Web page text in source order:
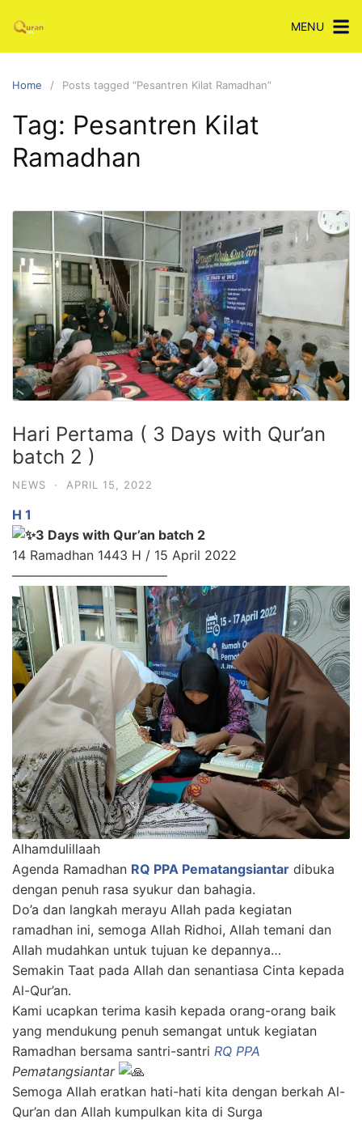
content
MENU
Home Posts tagged “Pesantren Kilat Ramadhan”
Tag: Pesantren Kilat
Ramadhan
Hari Pertama ( 3 Days with Qur’an
batch 2 )
NEWS · APRIL 15, 2022
H 1
3 Days with Qur’an batch 2
14 Ramadhan 1443 H / 15 April 2022
————————————
Alhamdulillaah
Agenda Ramadhan RQ PPA Pematangsiantar dibuka
dengan penuh rasa syukur dan bahagia.
Do’a dan langkah merayu Allah pada kegiatan
ramadhan ini, semoga Allah Ridhoi, Allah temani dan
Allah mudahkan untuk tujuan ke depannya…
Semakin Taat pada Allah dan senantiasa Cinta kepada
Al-Qur’an.
Kami ucapkan terima kasih kepada orang-orang baik
yang mendukung penuh semangat untuk kegiatan
Ramadhan bersama santri-santri RQ PPA
Pematangsiantar
Semoga Allah eratkan hati-hati kita dengan berkah Al-
Qur’an dan Allah kumpulkan kita di Surga